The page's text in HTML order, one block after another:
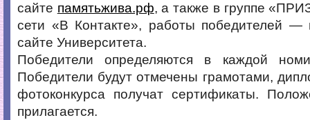
сайте памятьжива.рф, а также в группе
сети «В Контакте», работы победителей
сайте Университета.
Победители определяются в каждой
Победители будут отмечены грамотами,
фотоконкурса получат сертификаты.
прилагается.